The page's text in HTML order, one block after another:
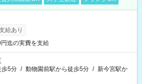
給あり
迄の実費を支給
歩5分 / 動物園前駅から徒歩5分 / 新今宮駅か